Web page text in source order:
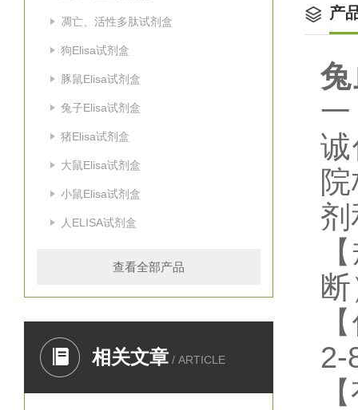
凋亡、活性多肽试剂盒
狗Elisa试剂盒
豚鼠Elisa试剂盒
兔子Elisa试剂盒
猪Elisa试剂盒
大鼠Elisa试剂盒
小鼠Elisa试剂盒
人ELISA试剂盒
查看全部产品
相关文章 / ARTICLE
产
一
2-